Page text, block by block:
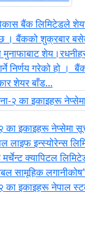
बैंक लिमिटेडले
छ । बैंकको शुक्रबार
निर्णय गरेको हो ।
शेयर बाँड...
का इकाइहरू नेप्सेमा
लाइफ इन्स्योरेन्स
क्यापिटल
सामूहिक
२ का इकाइहरू नेपाल